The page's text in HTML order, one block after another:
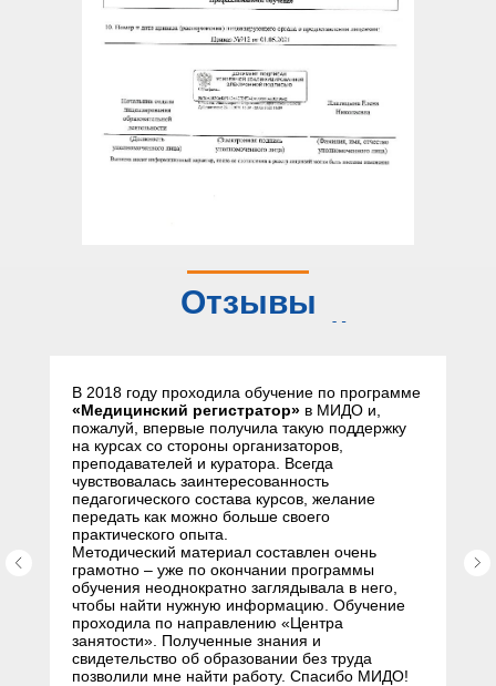
Отзывы
слушателей
В 2018 году проходила обучение по программе
«Медицинский регистратор» в МИДО и,
пожалуй, впервые получила такую поддержку
на курсах со стороны организаторов,
преподавателей и куратора. Всегда
чувствовалась заинтересованность
педагогического состава курсов, желание
передать как можно больше своего
практического опыта.
Методический материал составлен очень
грамотно – уже по окончании программы
обучения неоднократно заглядывала в него,
чтобы найти нужную информацию. Обучение
проходила по направлению «Центра
занятости». Полученные знания и
свидетельство об образовании без труда
позволили мне найти работу. Спасибо МИДО!